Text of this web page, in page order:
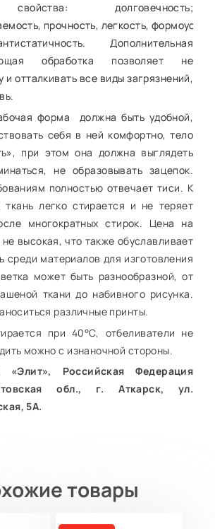
долговечность;
прочность, легкость,
Дополнительная
обработка позволяет не
и отталкивать все виды загрязнений,
форма должна быть удобной,
себя в ней комфортно, тело
при этом она должна выглядеть
не образовывать зацепок.
полностью отвечает тиси. К
легко стирается и не теряет
многократных стирок. Цена на
высокая, что также обуславливает
среди материалов для изготовления
может быть разнообразной, от
ткани до набивного рисунка.
различные принты.
при 40°С, отбеливатели не
можно с изнаночной стороны.
«Элит», Российская Федерация
обл., г. Аткарск, ул.
5А.
товары